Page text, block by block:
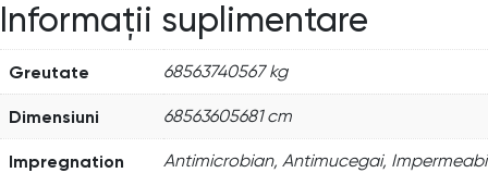
Informații suplimentare
Greutate 68563740567 kg
Dimensiuni 68563605681 cm
Impregnation Antimicrobian, Antimucegai,